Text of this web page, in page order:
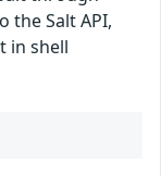
the Salt API,
in shell